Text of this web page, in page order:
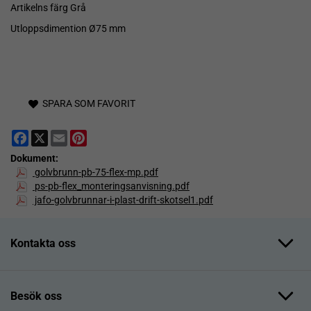
Artikelns färg Grå
Utloppsdimention Ø75 mm
SPARA SOM FAVORIT
Facebook
X Email
Dokument:
golvbrunn-pb-75-flex-mp.pdf
ps-pb-flex_monteringsanvisning.pdf
jafo-golvbrunnar-i-plast-drift-skotsel1.pdf
Kontakta oss
Besök oss